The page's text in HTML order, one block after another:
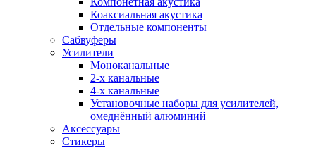
Коаксиальная акустика
Отдельные компоненты
Сабвуферы
Усилители
Моноканальные
2-х канальные
4-х канальные
Установочные наборы для усилителей,
омеднённый алюминий
Аксессуары
Стикеры